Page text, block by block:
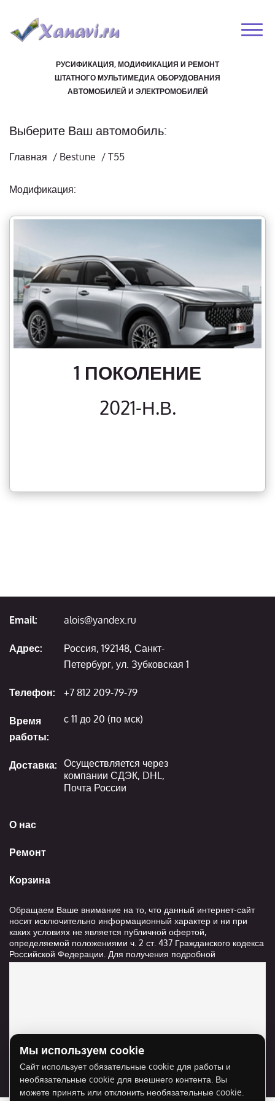
РУСИФИКАЦИЯ, МОДИФИКАЦИЯ И РЕМОНТ
ШТАТНОГО МУЛЬТИМЕДИА ОБОРУДОВАНИЯ
АВТОМОБИЛЕЙ И ЭЛЕКТРОМОБИЛЕЙ
Выберите Ваш автомобиль:
Главная / Bestune / T55
Модификация:
1 ПОКОЛЕНИЕ
2021-Н.В.
О нас
Ремонт
Корзина
Email: alois@yandex.ru
Адрес:
Россия, 192148, Санкт-
Петербург, ул. Зубковская 1
Телефон: +7 812 209-79-79
Время
работы:
с 11 до 20 (по мск)
Доставка: Осуществляется через
компании СДЭК, DHL,
Почта России
Обращаем Ваше внимание на то, что данный интернет-сайт
носит исключительно информационный характер и ни при
каких условиях не является публичной офертой,
определяемой положениями ч. 2 ст. 437 Гражданского кодекса
Российской Федерации. Для получения подробной
информации о стоимости и сроках выполнения услуг,
Для отображения карты нужно разрешить
использование cookie для внешнего контента.
Разрешить cookie
Мы используем cookie
Сайт использует обязательные cookie для работы и
необязательные cookie для внешнего контента. Вы
можете принять или отклонить необязательные cookie.